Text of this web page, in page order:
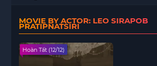
MOVIE BY ACTOR: LEO SIRAPOB
PRATIPNATSIRI
Hoàn Tất (12/12)